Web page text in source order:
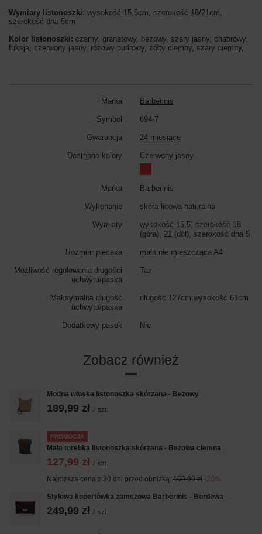
Wymiary listonoszki: wysokość 15,5cm, szerokość 18/21cm,
szerokość dna 5cm
Kolor listonoszki: czarny, granatowy, beżowy, szary jasny, chabrowy,
fuksja, czerwony jasny, różowy pudrowy, żółty ciemny, szary ciemny,
Marka Barberinis
Symbol 694-7
Gwarancja 24 miesiące
Dostępne kolory Czerwony jasny
Marka Barberinis
Wykonanie skóra licowa naturalna
Wymiary
wysokość 15,5, szerokość 18
(góra), 21 (dół), szerokość dna 5
Rozmiar plecaka mała nie mieszcząca A4
Możliwość regulowania długości
uchwytu/paska
Tak
Maksymalna długość
uchwytu/paska
długość 127cm,wysokość 61cm
Dodatkowy pasek Nie
Zobacz również
Modna włoska listonoszka skórzana - Beżowy
189,99 zł / szt.
PROMOCJA
Mała torebka listonoszka skórzana - Beżowa ciemna
127,99 zł / szt.
Najniższa cena z 30 dni przed obniżką: 159,99 zł -20%
Stylowa kopertówka zamszowa Barberinis - Bordowa
249,99 zł / szt.